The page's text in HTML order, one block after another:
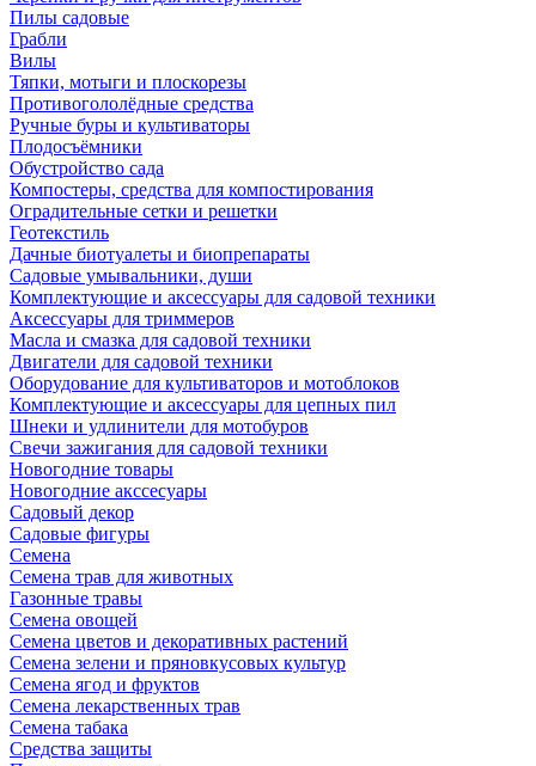
Пилы садовые
Грабли
Вилы
Тяпки, мотыги и плоскорезы
Противогололёдные средства
Ручные буры и культиваторы
Плодосъёмники
Обустройство сада
Компостеры, средства для компостирования
Оградительные сетки и решетки
Геотекстиль
Дачные биотуалеты и биопрепараты
Садовые умывальники, души
Комплектующие и аксессуары для садовой техники
Аксессуары для триммеров
Масла и смазка для садовой техники
Двигатели для садовой техники
Оборудование для культиваторов и мотоблоков
Комплектующие и аксессуары для цепных пил
Шнеки и удлинители для мотобуров
Свечи зажигания для садовой техники
Новогодние товары
Новогодние акссесуары
Садовый декор
Садовые фигуры
Семена
Семена трав для животных
Газонные травы
Семена овощей
Семена цветов и декоративных растений
Семена зелени и пряновкусовых культур
Семена ягод и фруктов
Семена лекарственных трав
Семена табака
Средства защиты